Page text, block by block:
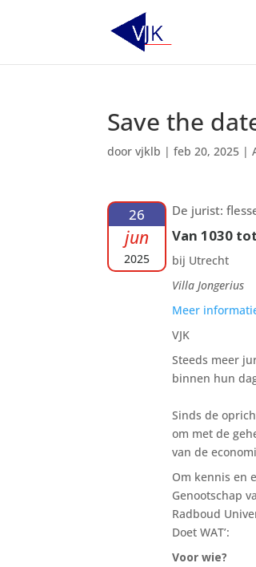
Save the
doorvjklb |feb 20, 2025 |
26
jun
2025
De jurist:
Van 1030
bij Utrecht
Villa Jongerius
Meer
VJK
Steeds meer
binnen hun
Sinds de
om met de
van de
Om kennis en
Genootschap
Radboud
Doet WAT’:
Voor wie?